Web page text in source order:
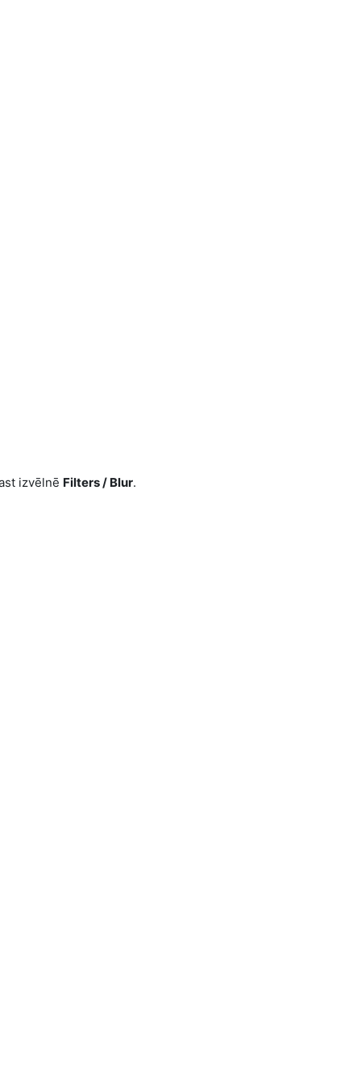
izvēlnē Filters / Blur.